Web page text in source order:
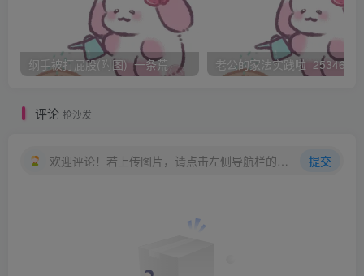
纲手被打屁股(附图)_一条荒 老公的家法实践啦
评论 抢沙发
欢迎评论！若上传图片，请点击左侧导航栏的图床工具，获取图片链接。 提交